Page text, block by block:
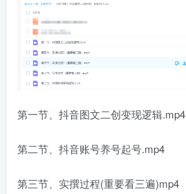
第一节、抖音图文二创变现逻辑.mp4
第二节、抖音账号养号起号.mp4
第三节、实撰过程(重要看三遍)mp4